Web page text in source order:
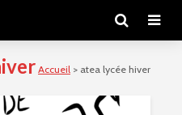
Accueil > atea lycée hiver